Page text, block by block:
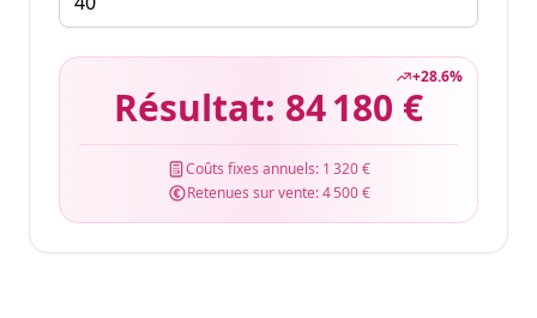
+28.6%
Résultat: 84 180 €
Coûts fixes annuels: 1 320 €
Retenues sur vente:4 500 €